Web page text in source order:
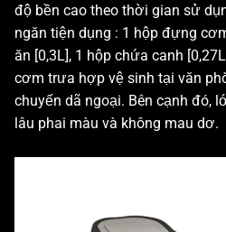
độ bền cao theo thời gian sử
ngăn tiện dụng : 1 hộp đựng
ăn [0,3L], 1 hộp chứa canh
cơm trưa hợp vệ sinh tại văn
chuyến dã ngoại. Bên cạnh đó,
lâu phai màu và không mau dơ.